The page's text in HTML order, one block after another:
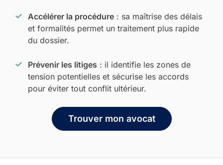
Accélérer la procédure : sa maîtrise des délais
et formalités permet un traitement plus rapide
du dossier.
Prévenir les litiges : il identifie les zones de
tension potentielles et sécurise les accords
pour éviter tout conflit ultérieur.
Trouver mon avocat